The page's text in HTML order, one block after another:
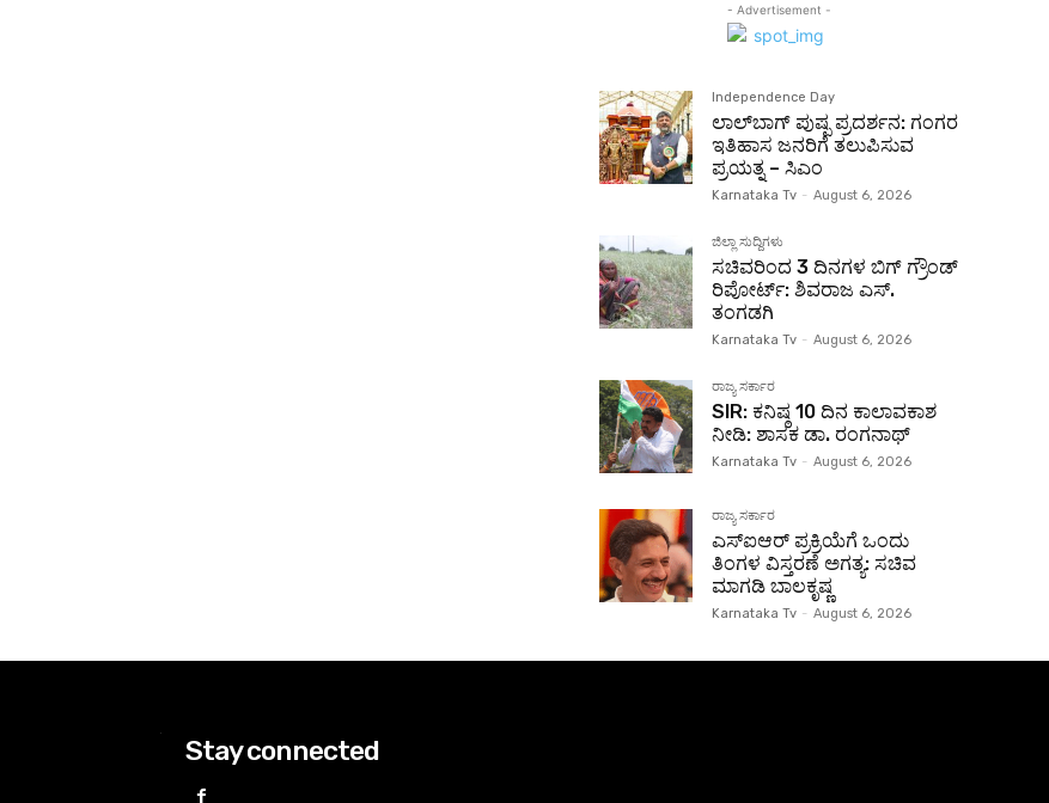
- Advertisement -
Independence Day
ಲಾಲ್‌ಬಾಗ್ ಪುಷ್ಪ ಪ್ರದರ್ಶನ: ಗಂಗರ
ಇತಿಹಾಸ ಜನರಿಗೆ ತಲುಪಿಸುವ
ಪ್ರಯತ್ನ – ಸಿಎಂ
Karnataka Tv - August 6, 2026
ಜಿಲ್ಲಾ ಸುದ್ದಿಗಳು
ಸಚಿವರಿಂದ 3 ದಿನಗಳ ಬಿಗ್ ಗ್ರೌಂಡ್
ರಿಪೋರ್ಟ್: ಶಿವರಾಜ ಎಸ್.
ತಂಗಡಗಿ
Karnataka Tv - August 6, 2026
ರಾಜ್ಯ ಸರ್ಕಾರ
SIR: ಕನಿಷ್ಠ 10 ದಿನ ಕಾಲಾವಕಾಶ
ನೀಡಿ: ಶಾಸಕ ಡಾ. ರಂಗನಾಥ್
Karnataka Tv - August 6, 2026
ರಾಜ್ಯ ಸರ್ಕಾರ
ಎಸ್‌ಐಆರ್ ಪ್ರಕ್ರಿಯೆಗೆ ಒಂದು
ತಿಂಗಳ ವಿಸ್ತರಣೆ ಅಗತ್ಯ: ಸಚಿವ
ಮಾಗಡಿ ಬಾಲಕೃಷ್ಣ
Karnataka Tv - August 6, 2026
Stay connected